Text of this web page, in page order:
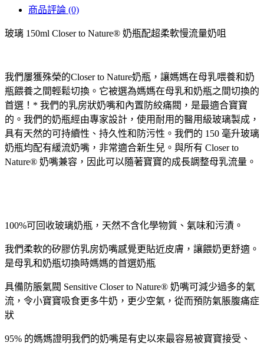
商品評論 (0)
玻璃 150ml Closer to Nature® 奶瓶配超柔軟慢流量奶咀
我們屢獲殊榮的Closer to Nature奶瓶，讓媽媽在母乳喂養和奶
瓶餵養之間輕鬆切換。它被選為媽媽在母乳和奶瓶之間切換的
首選！* 我們的乳房狀奶嘴和內置防絞痛閥，是最適合寶寶
的。我們的奶瓶經由專家設計，使用耐用的醫用級玻璃製成，
具有天然的可持續性、持久性和防污性。我們的 150 毫升玻璃
奶瓶均配有緩流奶嘴，非常適合新生兒。與所有 Closer to
Nature® 奶嘴兼容，因此可以隨著寶寶的成長調整母乳流量。
100%可回收玻璃奶瓶，天然不含化學物質、氣味和污漬。
我們柔軟的矽膠仿乳房奶嘴感覺更貼近皮膚，讓餵奶更舒適。
是母乳和奶瓶切換時媽媽的首選奶瓶
具備防脹氣閥 Sensitive Closer to Nature® 奶嘴可減少過多的氣
流，令小寶寶吸食更多牛奶，更少空氣，從而預防氣脹腹痛症
狀
95% 的媽媽證明我們的奶嘴是有史以來最容易被寶寶接受、